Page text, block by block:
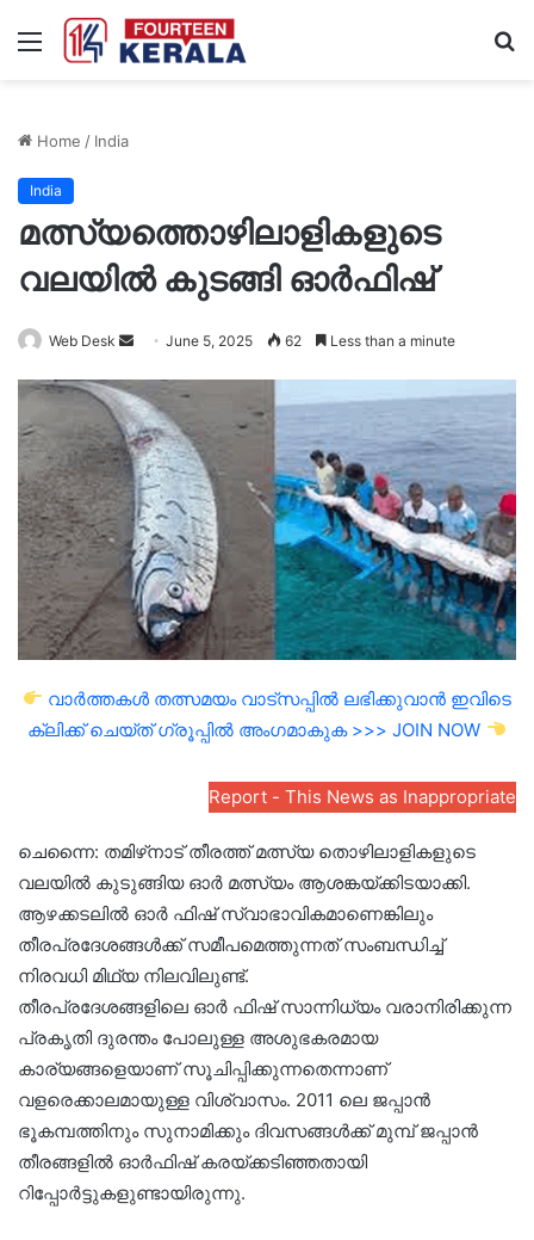
Menu
Home / India
India
മത്സ്യത്തൊഴിലാളികളുടെ
വലയില്‍ കുടങ്ങി ഓര്‍ഫിഷ്
Web Desk
Send
email
June 5, 2025 62 Less than a minute
വാർത്തകൾ തത്സമയം വാട്സപ്പിൽ ലഭിക്കുവാൻ ഇവിടെ
ക്ലിക്ക് ചെയ്ത് ഗ്രൂപ്പിൽ അംഗമാകുക >>> JOIN NOW
Report - This News as Inappropriate
ചെന്നൈ: തമിഴ്‌നാട് തീരത്ത് മത്സ്യ തൊഴിലാളികളുടെ
വലയില്‍ കുടുങ്ങിയ ഓര്‍ മത്സ്യം ആശങ്കയ്ക്കിടയാക്കി.
ആഴക്കടലില്‍ ഓര്‍ ഫിഷ് സ്വാഭാവികമാണെങ്കിലും
തീരപ്രദേശങ്ങള്‍ക്ക് സമീപമെത്തുന്നത് സംബന്ധിച്ച്
നിരവധി മിഥ്യ നിലവിലുണ്ട്.
തീരപ്രദേശങ്ങളിലെ ഓര്‍ ഫിഷ് സാന്നിധ്യം വരാനിരിക്കുന്ന
പ്രകൃതി ദുരന്തം പോലുള്ള അശുഭകരമായ
കാര്യങ്ങളെയാണ് സൂചിപ്പിക്കുന്നതെന്നാണ്
വളരെക്കാലമായുള്ള വിശ്വാസം. 2011 ലെ ജപ്പാന്‍
ഭൂകമ്പത്തിനും സുനാമിക്കും ദിവസങ്ങള്‍ക്ക് മുമ്പ് ജപ്പാന്‍
തീരങ്ങളില്‍ ഓര്‍ഫിഷ് കരയ്ക്കടിഞ്ഞതായി
റിപ്പോര്‍ട്ടുകളുണ്ടായിരുന്നു.